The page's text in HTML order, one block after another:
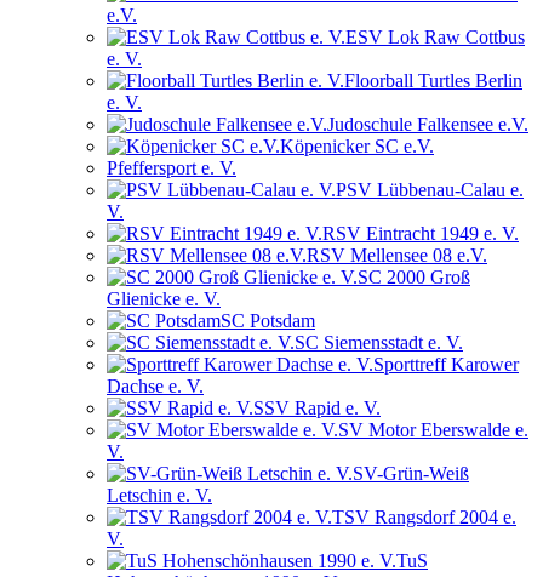
e.V.
ESV Lok Raw Cottbus
e. V.
Floorball Turtles Berlin
e. V.
Judoschule Falkensee e.V.
Köpenicker SC e.V.
Pfeffersport e. V.
PSV Lübbenau-Calau e.
V.
RSV Eintracht 1949 e. V.
RSV Mellensee 08 e.V.
SC 2000 Groß
Glienicke e. V.
SC Potsdam
SC Siemensstadt e. V.
Sporttreff Karower
Dachse e. V.
SSV Rapid e. V.
SV Motor Eberswalde e.
V.
SV-Grün-Weiß
Letschin e. V.
TSV Rangsdorf 2004 e.
V.
TuS